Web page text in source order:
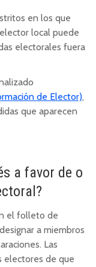
en los que
local puede
electorales fuera
de Elector),
que aparecen
a favor de o
el folleto de
a miembros
Las
electores de que